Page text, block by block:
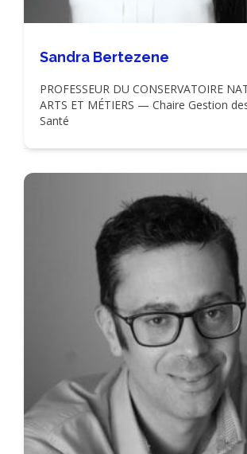
Sandra Bertezene
PROFESSEUR DU CONSERVATOIRE
ARTS ET MÉTIERS — Chaire Gestion
Santé